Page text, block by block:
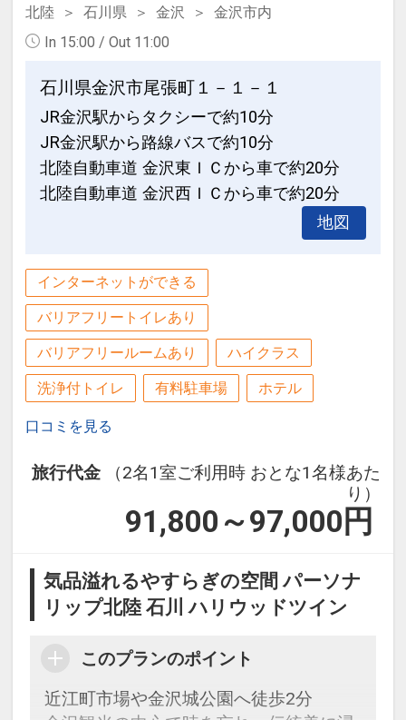
北陸 石川県 金沢
金沢市内
In 15:00 / Out 11:00
石川県金沢市尾張町１－１－１
JR金沢駅からタクシーで約10分
JR金沢駅から路線バスで約10分
北陸自動車道 金沢東ＩＣから車で約20分
北陸自動車道 金沢西ＩＣから車で約20分
地図
インターネットができる
バリアフリートイレあり
バリアフリールームあり ハイクラス
洗浄付トイレ 有料駐車場 ホテル
口コミを見る
旅行代金
（2名1室ご利用時 おとな1名様あた
り）
91,800～97,000 円
気品溢れるやすらぎの空間 パーソナ
リップ北陸 石川 ハリウッドツイン
このプランのポイント
近江町市場や金沢城公園へ徒歩2分